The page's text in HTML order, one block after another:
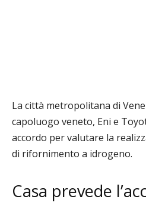
La città metropolitana di
capoluogo veneto, Eni e
accordo per valutare la
di rifornimento a idrogeno.
Casa prevede